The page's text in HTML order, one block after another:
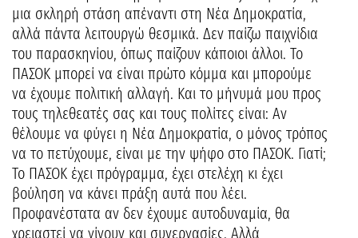
μια σκληρή στάση απέναντι στη Νέα Δημοκρατία,
αλλά πάντα λειτουργώ θεσμικά. Δεν παίζω παιχνίδια
του παρασκηνίου, όπως παίζουν κάποιοι άλλοι. Το
ΠΑΣΟΚ μπορεί να είναι πρώτο κόμμα και μπορούμε
να έχουμε πολιτική αλλαγή. Και το μήνυμά μου προς
τους τηλεθεατές σας και τους πολίτες είναι: Αν
θέλουμε να φύγει η Νέα Δημοκρατία, ο μόνος τρόπος
να το πετύχουμε, είναι με την ψήφο στο ΠΑΣΟΚ. Γιατί;
Το ΠΑΣΟΚ έχει πρόγραμμα, έχει στελέχη κι έχει
βούληση να κάνει πράξη αυτά που λέει.
Προφανέστατα αν δεν έχουμε αυτοδυναμία, θα
χρειαστεί να γίνουν και συνεργασίες. Αλλά